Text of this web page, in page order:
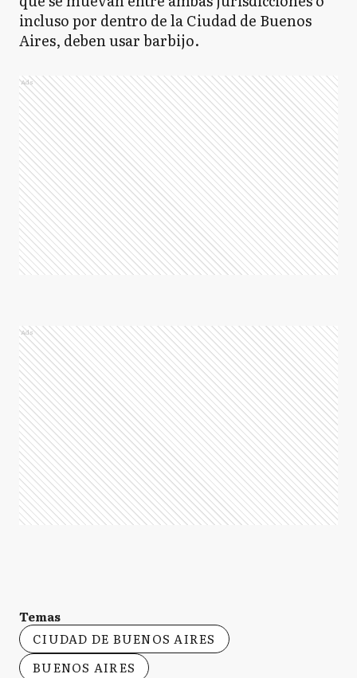
incluso por dentro de la Ciudad de Buenos
Aires, deben usar barbijo.
Ads
Ads
Temas
CIUDAD DE BUENOS AIRES
BUENOS AIRES